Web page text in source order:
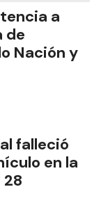
a
de
Nación y
falleció
en la